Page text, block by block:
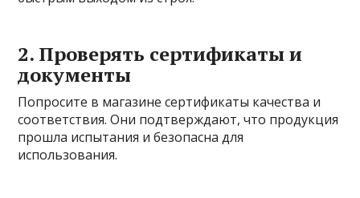
2. Проверять сертификаты и
документы
Попросите в магазине сертификаты качества и
соответствия. Они подтверждают, что продукция
прошла испытания и безопасна для
использования.